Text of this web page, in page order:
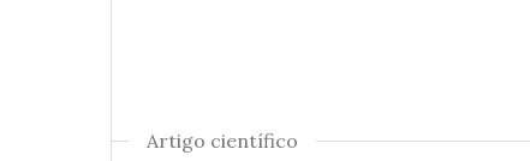
Artigo científico